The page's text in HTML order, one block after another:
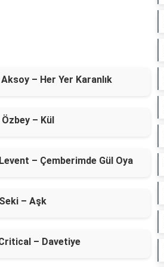
Aksoy – Her Yer Karanlık
– Kül
– Çemberimde Gül Oya
– Aşk
– Davetiye